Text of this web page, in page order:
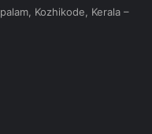
Kozhikode, Kerala –